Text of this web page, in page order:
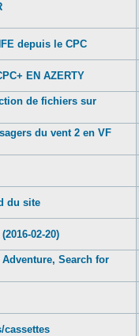
depuis le CPC
EN AZERTY
de fichiers sur
du vent 2 en VF
du site
02-20)
Adventure, Search for
cassettes